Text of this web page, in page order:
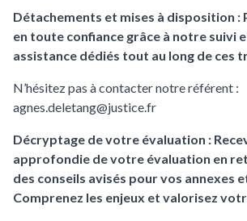
Détachements et mises à disposition
en toute confiance grâce à notre suivi
assistance dédiés tout au long de ces
N’hésitez pas à contacter notre référent :
agnes.deletang@justice.fr
Décryptage de votre évaluation :
approfondie de votre évaluation en
des conseils avisés pour vos annexes
Comprenez les enjeux et valorisez